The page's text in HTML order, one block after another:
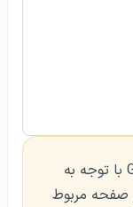
سایر پیشنهادهای مهاجرتی GO2TR با توجه به
صفحه مربوط